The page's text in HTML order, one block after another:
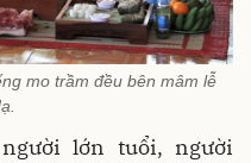
mo trầm đều bên mâm lễ
lớn tuổi, người